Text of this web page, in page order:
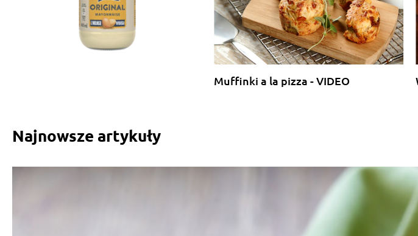
Muffinki a la pizza - VIDEO
Najnowsze artykuły